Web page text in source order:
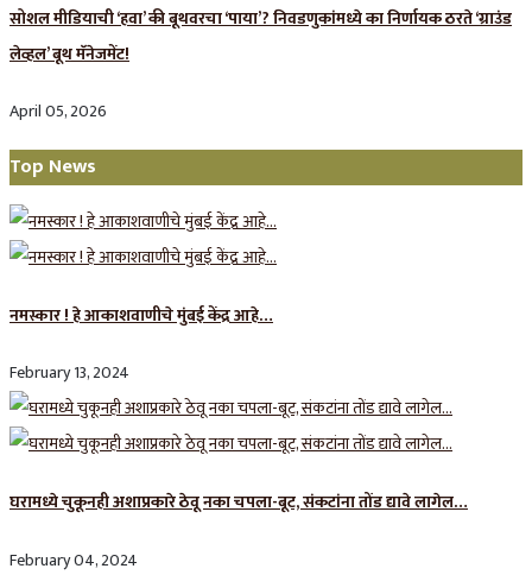
सोशल मीडियाची ‘हवा’ की बूथवरचा ‘पाया’? निवडणुकांमध्ये का निर्णायक ठरते ‘ग्राउंड
लेव्हल’ बूथ मॅनेजमेंट!
April 05, 2026
Top News
नमस्कार ! हे आकाशवाणीचे मुंबई केंद्र आहे…
February 13, 2024
घरामध्ये चुकूनही अशाप्रकारे ठेवू नका चपला-बूट, संकटांना तोंड द्यावे लागेल…
February 04, 2024